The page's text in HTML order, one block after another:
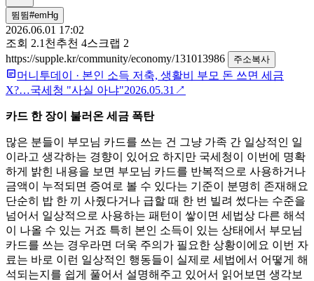
뜀뜀#emHg
2026.06.01 17:02
조회 2.1천 추천 4스크랩 2
https://supple.kr/community/economy/131013986
주소복사
머니투데이 · 본인 소득 저축, 생활비 부모 돈 쓰면 세금
X?…국세청 "사실 아냐"2026.05.31 ↗
카드 한 장이 불러온 세금 폭탄
많은 분들이 부모님 카드를 쓰는 건 그냥 가족 간 일상적인 일
이라고 생각하는 경향이 있어요 하지만 국세청이 이번에 명확
하게 밝힌 내용을 보면 부모님 카드를 반복적으로 사용하거나
금액이 누적되면 증여로 볼 수 있다는 기준이 분명히 존재해요
단순히 밥 한 끼 사줬다거나 급할 때 한 번 빌려 썼다는 수준을
넘어서 일상적으로 사용하는 패턴이 쌓이면 세법상 다른 해석
이 나올 수 있는 거죠 특히 본인 소득이 있는 상태에서 부모님
카드를 쓰는 경우라면 더욱 주의가 필요한 상황이에요 이번 자
료는 바로 이런 일상적인 행동들이 실제로 세법에서 어떻게 해
석되는지를 쉽게 풀어서 설명해주고 있어서 읽어보면 생각보